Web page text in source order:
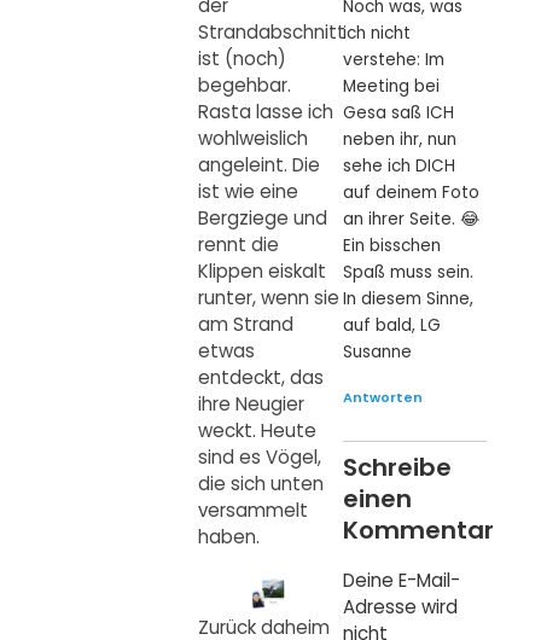
der
Strandabschnitt
ist (noch)
begehbar.
Rasta lasse ich
wohlweislich
angeleint. Die
ist wie eine
Bergziege und
rennt die
Klippen eiskalt
runter, wenn sie
am Strand
etwas
entdeckt, das
ihre Neugier
weckt. Heute
sind es Vögel,
die sich unten
versammelt
haben.
Zurück daheim
Noch was, was
ich nicht
verstehe: Im
Meeting bei
Gesa saß ICH
neben ihr, nun
sehe ich DICH
auf deinem Foto
an ihrer Seite. 😂
Ein bisschen
Spaß muss sein.
In diesem Sinne,
auf bald, LG
Susanne
Antworten
Schreibe
einen
Kommentar
Deine E-Mail-
Adresse wird
nicht